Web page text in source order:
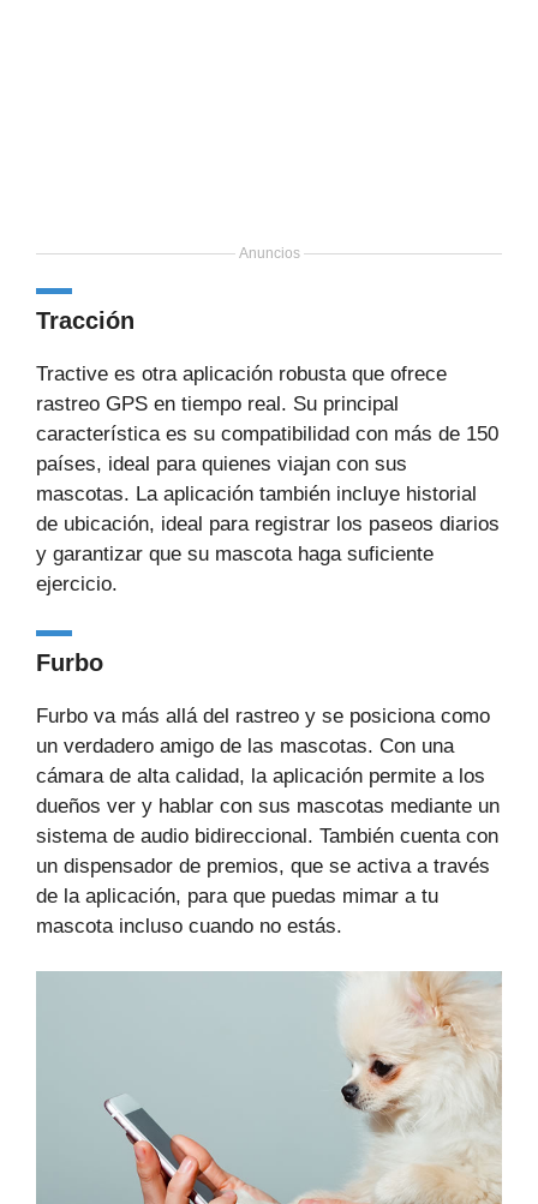
Anuncios
Tracción
Tractive es otra aplicación robusta que ofrece
rastreo GPS en tiempo real. Su principal
característica es su compatibilidad con más de 150
países, ideal para quienes viajan con sus
mascotas. La aplicación también incluye historial
de ubicación, ideal para registrar los paseos diarios
y garantizar que su mascota haga suficiente
ejercicio.
Furbo
Furbo va más allá del rastreo y se posiciona como
un verdadero amigo de las mascotas. Con una
cámara de alta calidad, la aplicación permite a los
dueños ver y hablar con sus mascotas mediante un
sistema de audio bidireccional. También cuenta con
un dispensador de premios, que se activa a través
de la aplicación, para que puedas mimar a tu
mascota incluso cuando no estás.